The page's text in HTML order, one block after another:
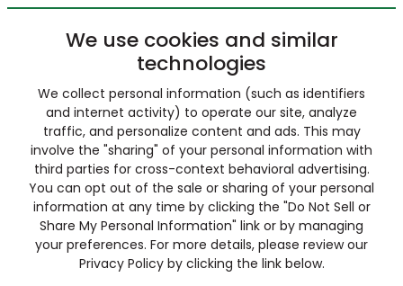
We use cookies and similar
technologies
We collect personal information (such as identifiers
and internet activity) to operate our site, analyze
traffic, and personalize content and ads. This may
involve the "sharing" of your personal information with
third parties for cross-context behavioral advertising.
You can opt out of the sale or sharing of your personal
information at any time by clicking the "Do Not Sell or
Share My Personal Information" link or by managing
your preferences. For more details, please review our
Privacy Policy by clicking the link below.